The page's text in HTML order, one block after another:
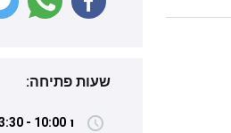
שעות פתיחה:
ו 10:00 - 13:30